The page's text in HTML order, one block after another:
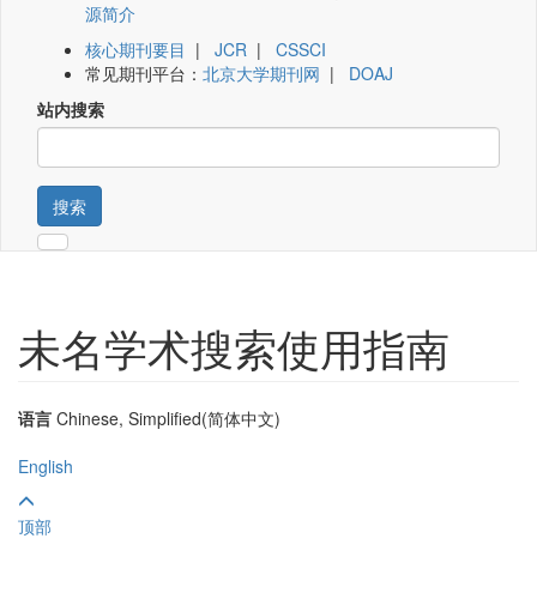
源简介
核心期刊要目 | JCR | CSSCI
常见期刊平台： 北京大学期刊网 | DOAJ
站内搜索
搜索
未名学术搜索使用指南
语言 Chinese, Simplified(简体中文)
English
顶部